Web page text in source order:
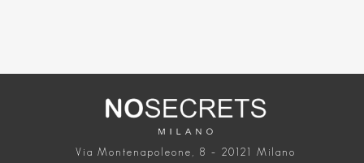
Via Montenapoleone, 8 – 20121 Milano